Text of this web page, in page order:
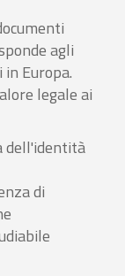
agli
Europa.
legale ai
dell'identità
di